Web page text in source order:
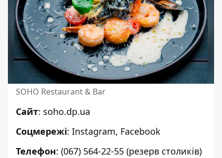
SOHO Restaurant & Bar
Сайт: soho.dp.ua
Соцмережі: Instagram, Facebook
Телефон: (067) 564-22-55 (резерв столиків)